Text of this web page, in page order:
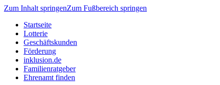
Zum Inhalt springenZum Fußbereich springen
Startseite
Lotterie
Geschäftskunden
Förderung
inklusion.de
Familienratgeber
Ehrenamt finden